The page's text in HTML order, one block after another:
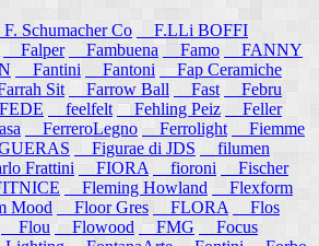
Schumacher Co
F.LLi BOFFI
Falper Fambuena Famo
FANNY
Fantini Fantoni
Fap Ceramiche
Sit Farrow Ball Fast
Febru
feelfelt Fehling Peiz
Feller
FerreroLegno Ferrolight
Fiemme
Figurae di JDS
filumen
Frattini
FIORA fioroni
Fischer
Fleming Howland
Flexform
Mood
Floor Gres FLORA
Flos
Flou Flowood FMG
Focus